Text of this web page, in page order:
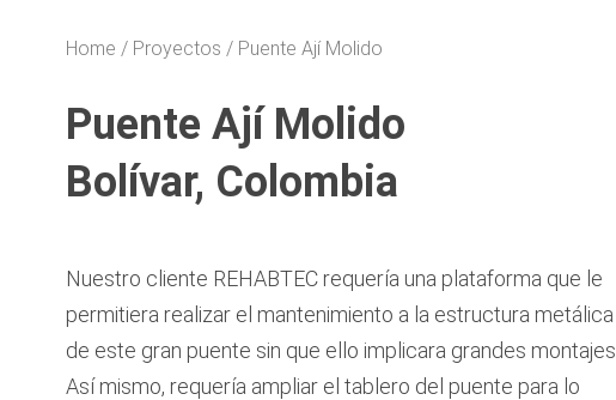
Home Proyectos Puente Ají Molido
Puente Ají Molido
Bolívar, Colombia
Nuestro cliente REHABTEC requería una plataforma que le
permitiera realizar el mantenimiento a la estructura metálica
de este gran puente sin que ello implicara grandes montajes.
Así mismo, requería ampliar el tablero del puente para lo